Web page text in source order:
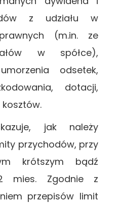
z udziału w
(m.in. ze
w spółce),
odsetek,
dotacji,
jak należy
przychodów, przy
krótszym bądź
mies. Zgodnie z
przepisów limit